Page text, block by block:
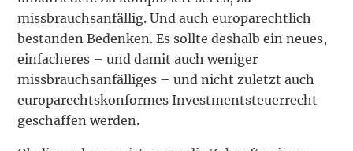
missbrauchsanfällig. Und auch europarechtlich
bestanden Bedenken. Es sollte deshalb ein neues,
einfacheres – und damit auch weniger
missbrauchsanfälliges – und nicht zuletzt auch
europarechtskonformes Investmentsteuerrecht
geschaffen werden.